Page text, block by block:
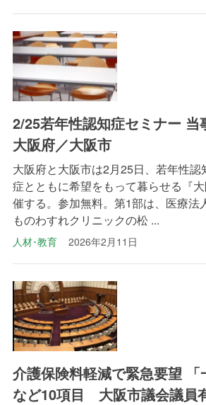
2/25若年性認知症セミナー
大阪府／大阪市
大阪府と大阪市は2月25日、若年性認
症とともに希望をもって暮らせる『
催する。参加無料。第1部は、医療法
ものわすれクリニックの松 ...
人材･教育 2026年2月11日
介護保険料軽減で緊急要望 「
など10項目 大阪市議会議員